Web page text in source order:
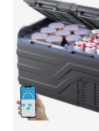
vevor
vevor co2
vevor 18l